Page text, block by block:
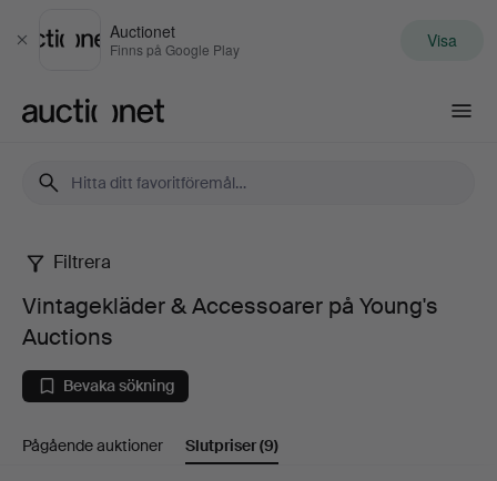
Stäng
Auctionet
Finns på Google Play Visa
Vintagekläder
Accessoarer
på
Filtrera
Vintagekläder & Accessoarer på Young's
Auctions
Bevaka sökning
Pågående auktioner Slutpriser(9)